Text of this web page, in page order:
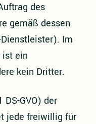
des
gemäß dessen
Im
ein
kein Dritter.
GVO) der
jede freiwillig für